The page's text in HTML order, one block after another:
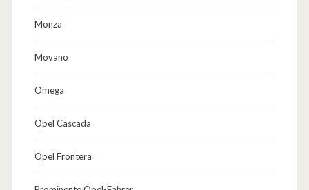
Monza
Movano
Omega
Opel Cascada
Opel Frontera